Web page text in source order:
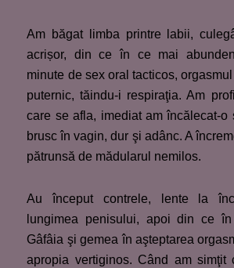
Am băgat limba printre labii,
acrișor, din ce în ce mai
minute de sex oral tacticos,
puternic, tăindu-i respiraţia. Am
care se afla, imediat am încălecat-o
brusc în vagin, dur şi adânc. A
pătrunsă de mădularul nemilos.
Au început contrele, lente la
lungimea penisului, apoi din ce
Gâfâia şi gemea în aşteptarea
apropia vertiginos. Când am simţit